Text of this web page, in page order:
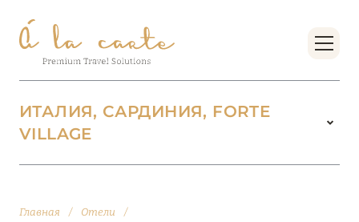
ИТАЛИЯ, САРДИНИЯ, FORTE
VILLAGE
ВАЛЛЕ-Д’АОСТА
Главная / Отели /